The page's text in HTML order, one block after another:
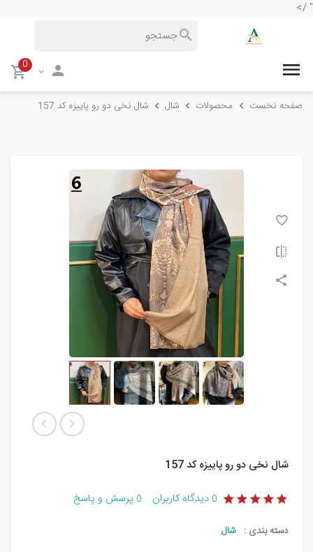
" />
0
صفحه نخست محصولات شال شال نخی دو رو پاییزه کد 157
شال نخی دو رو پاییزه کد 157
0 دیدگاه کاربران 0 پرسش و پاسخ
دسته بندی : شال